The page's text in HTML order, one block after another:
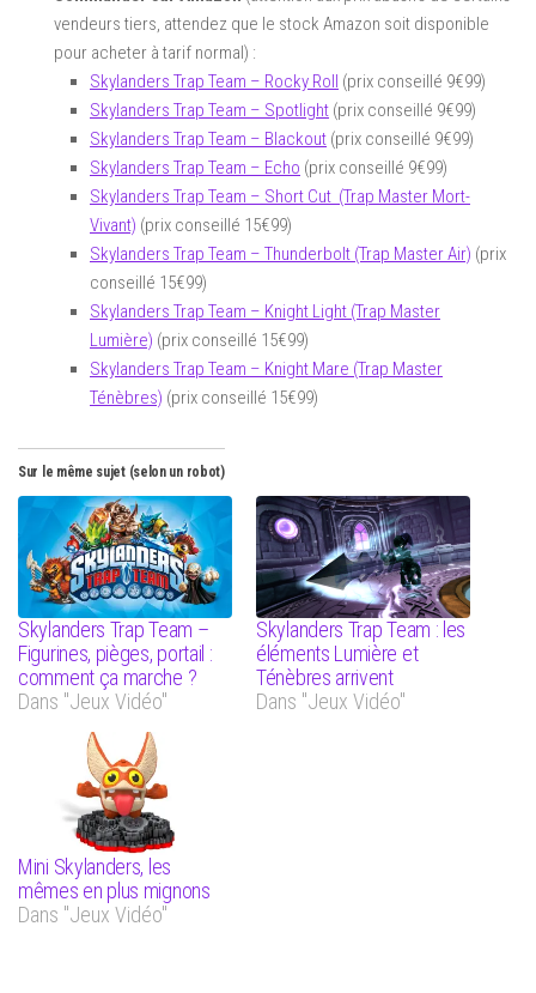
vendeurs tiers, attendez que le stock Amazon soit disponible
pour acheter à tarif normal) :
Skylanders Trap Team – Rocky Roll (prix conseillé 9€99)
Skylanders Trap Team – Spotlight (prix conseillé 9€99)
Skylanders Trap Team – Blackout (prix conseillé 9€99)
Skylanders Trap Team – Echo (prix conseillé 9€99)
Skylanders Trap Team – Short Cut (Trap Master Mort-
Vivant) (prix conseillé 15€99)
Skylanders Trap Team – Thunderbolt (Trap Master Air) (prix
conseillé 15€99)
Skylanders Trap Team – Knight Light (Trap Master
Lumière) (prix conseillé 15€99)
Skylanders Trap Team – Knight Mare (Trap Master
Ténèbres) (prix conseillé 15€99)
Sur le même sujet (selon un robot)
Skylanders Trap Team –
Figurines, pièges, portail :
comment ça marche ?
Dans "Jeux Vidéo"
Skylanders Trap Team : les
éléments Lumière et
Ténèbres arrivent
Dans "Jeux Vidéo"
Mini Skylanders, les
mêmes en plus mignons
Dans "Jeux Vidéo"